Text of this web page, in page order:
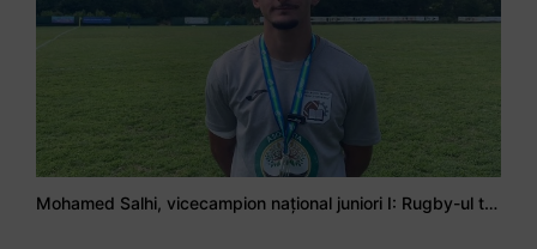
Mohamed Salhi, vicecampion național juniori I: Rugby-ul te învață să accepți și înfrângerile